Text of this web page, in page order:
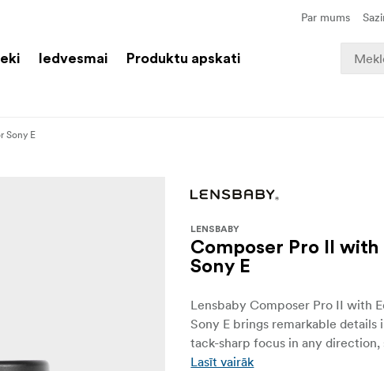
Par mums
Iedvesmai Produktu apskati
Sony E
LENSBABY
Composer Pro II
Sony E
Lensbaby Composer Pro II with
Sony E brings remarkable
tack-sharp focus in any
Lasīt vairāk